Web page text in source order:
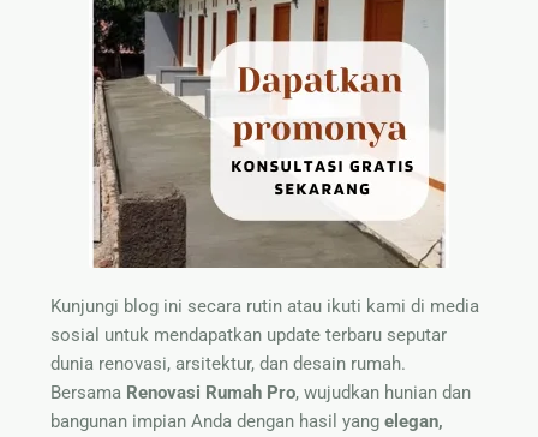
Kunjungi blog ini secara rutin atau ikuti kami di media
sosial untuk mendapatkan update terbaru seputar
dunia renovasi, arsitektur, dan desain rumah.
Bersama Renovasi Rumah Pro, wujudkan hunian dan
bangunan impian Anda dengan hasil yangelegan,